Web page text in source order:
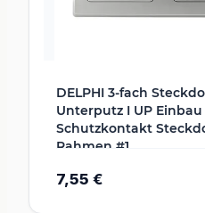
DELPHI 3-fach
Unterputz I UP Einbau
Schutzkontakt
Rahmen #1
7,55 €